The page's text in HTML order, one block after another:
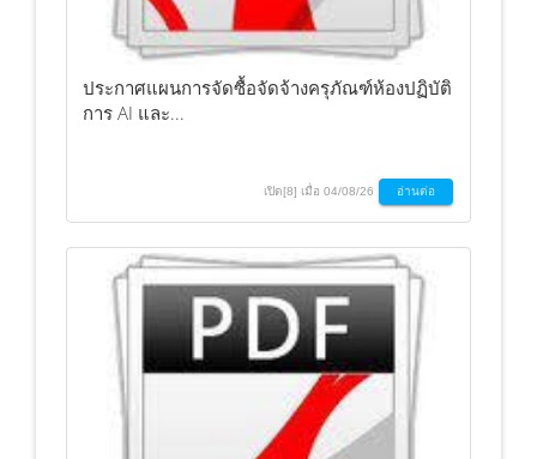
ประกาศแผนการจัดซื้อจัดจ้างครุภัณฑ์ห้องปฏิบัติ
การ AI และ...
เปิด[8] เมื่อ 04/08/26 อ่านต่อ